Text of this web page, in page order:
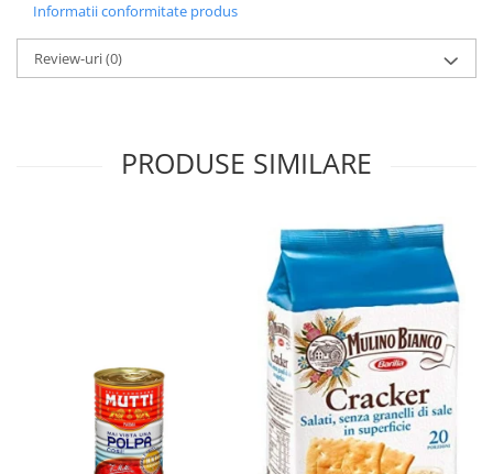
Informatii conformitate produs
Review-uri(0)
PRODUSE SIMILARE